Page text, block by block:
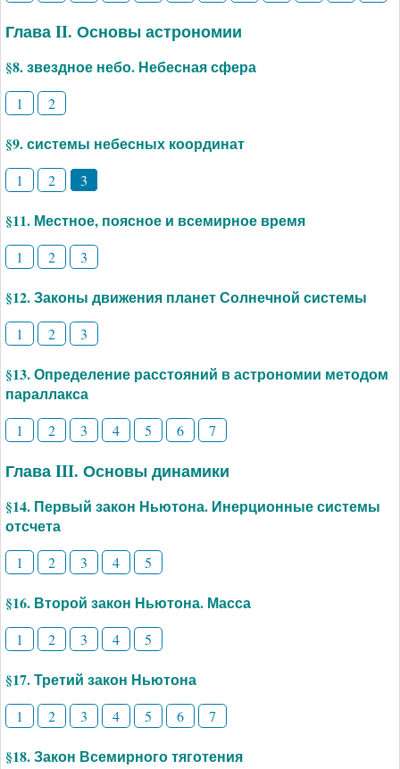
Глава II. Основы астрономии
§8. звездное небо. Небесная сфера
1 2
§9. системы небесных координат
1 2 3
§11. Местное, поясное и всемирное время
1 2 3
§12. Законы движения планет Солнечной системы
1 2 3
§13. Определение расстояний в астрономии методом
параллакса
1 2 3 4 5 6 7
Глава III. Основы динамики
§14. Первый закон Ньютона. Инерционные системы
отсчета
1 2 3 4 5
§16. Второй закон Ньютона. Масса
1 2 3 4 5
§17. Третий закон Ньютона
1 2 3 4 5 6 7
§18. Закон Всемирного тяготения